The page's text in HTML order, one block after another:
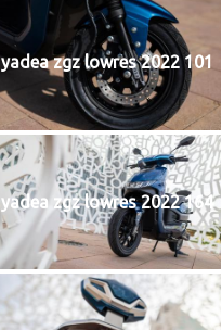
yadea zgz lowres 2022 101
yadea zgz lowres 2022 164